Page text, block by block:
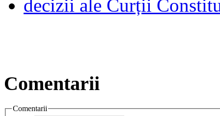
decizii ale Curții
Comentarii
Comentarii